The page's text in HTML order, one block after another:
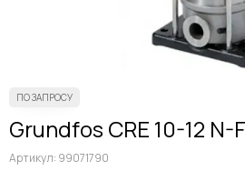
Grundfos CRE 10-12 N-
Артикул: 99071790